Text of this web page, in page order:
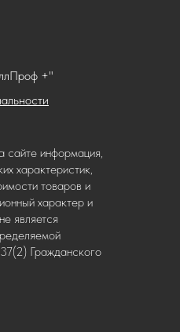
+"
сайте информация,
характеристик,
товаров и
характер и
является
Гражданского